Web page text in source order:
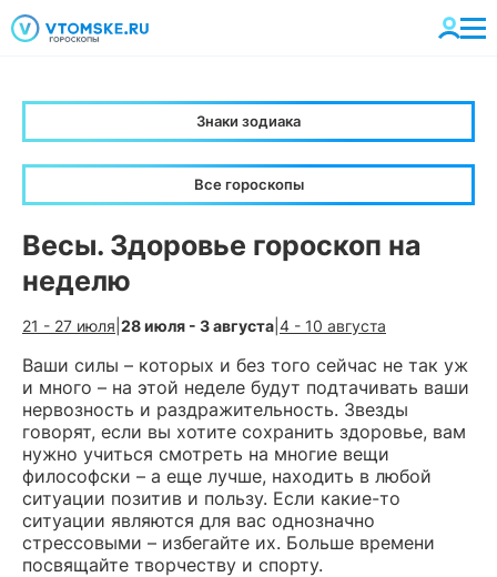
Знаки зодиака
Весы. Здоровье гороскоп на
неделю
21 - 27 июля 28 июля - 3 августа 4 - 10 августа
Ваши силы – которых и без того сейчас не так уж
и много – на этой неделе будут подтачивать ваши
нервозность и раздражительность. Звезды
говорят, если вы хотите сохранить здоровье, вам
нужно учиться смотреть на многие вещи
философски – а еще лучше, находить в любой
ситуации позитив и пользу. Если какие-то
ситуации являются для вас однозначно
стрессовыми – избегайте их. Больше времени
посвящайте творчеству и спорту.
Все гороскопы